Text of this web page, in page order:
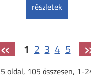
részletek
« 1 2 3 4 5
5 oldal, 105 összesen, 1-